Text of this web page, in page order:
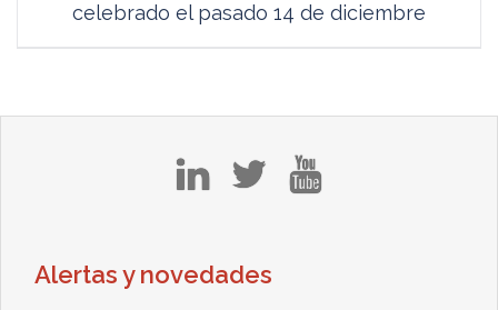
entradas
celebrado el pasado 14 de diciembre
Alertas y novedades